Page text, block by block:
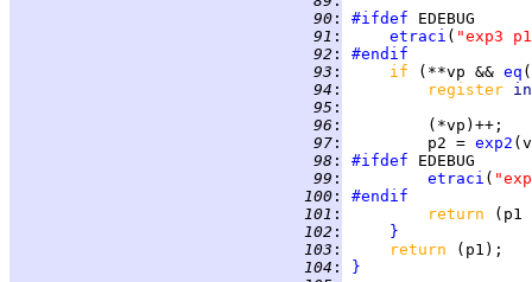
  90
: #ifdef
  91
: etraci ( "exp3
  92
:
#endif
  93
: if (**vp && eq
  94
: register
  95
:
  96
:
  97
:
         p2 =
exp2
  98
: #ifdef
  99
: etraci (
100 :
#endif
101 :
return
102 :
}
103 : return
104 :
}